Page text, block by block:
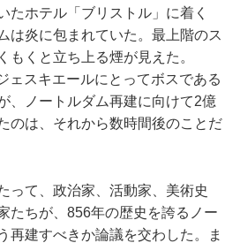
たホテル「ブリストル」に着く
は炎に包まれていた。最上階のス
もくと立ち上る煙が見えた。
ェスキエールにとってボスである
、ノートルダム再建に向けて2億
のは、それから数時間後のことだ
って、政治家、活動家、美術史
たちが、856年の歴史を誇るノー
再建すべきか論議を交わした。ま